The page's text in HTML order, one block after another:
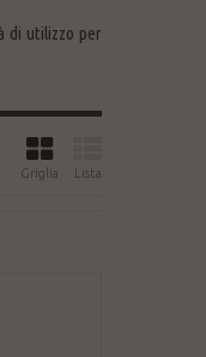
di utilizzo per
Griglia Lista